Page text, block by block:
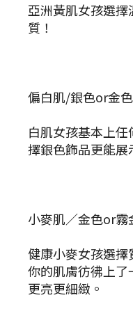
亞洲黃肌女孩選
質！
偏白肌/銀色or金
白肌女孩基本上
擇銀色飾品更能展
小麥肌／金色or霧
健康小麥女孩選
你的肌膚彷彿上
更亮更細緻。